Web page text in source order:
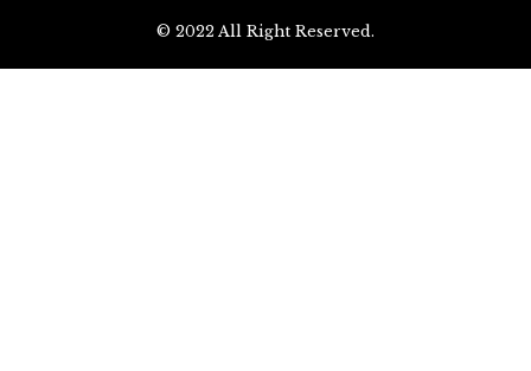
© 2022 All Right Reserved.